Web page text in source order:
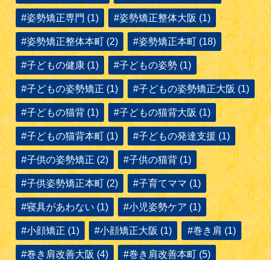
#姿勢矯正専門 (1) #姿勢矯正整体大阪 (1)
#姿勢矯正整体本町 (2) #姿勢矯正本町 (18)
#子どもの健康 (1) #子どもの姿勢 (1)
#子どもの姿勢矯正 (1) #子どもの姿勢矯正大阪 (1)
#子どもの猫背 (1) #子どもの猫背大阪 (1)
#子どもの猫背本町 (1) #子どもの発達支援 (1)
#子供の姿勢矯正 (2) #子供の猫背 (1)
#子供姿勢矯正本町 (2) #子育てママ (1)
#寝具があわない (1) #小児姿勢ケア (1)
#小顔矯正 (1) #小顔矯正大阪 (1) #巻き肩 (1)
#巻き肩改善大阪 (4) #巻き肩改善本町 (5)